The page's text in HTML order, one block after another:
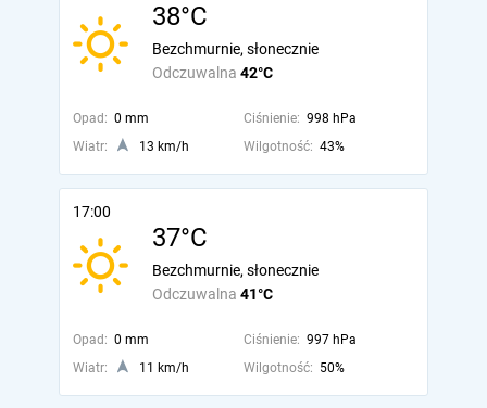
38°C
Odczuwalna 42°C
Bezchmurnie, słonecznie
Opad: 0 mm Ciśnienie: 998 hPa
Wiatr:
13 km/h Wilgotność: 43%
17:00
37°C
Odczuwalna 41°C
Bezchmurnie, słonecznie
Opad: 0 mm Ciśnienie: 997 hPa
Wiatr:
11 km/h Wilgotność: 50%